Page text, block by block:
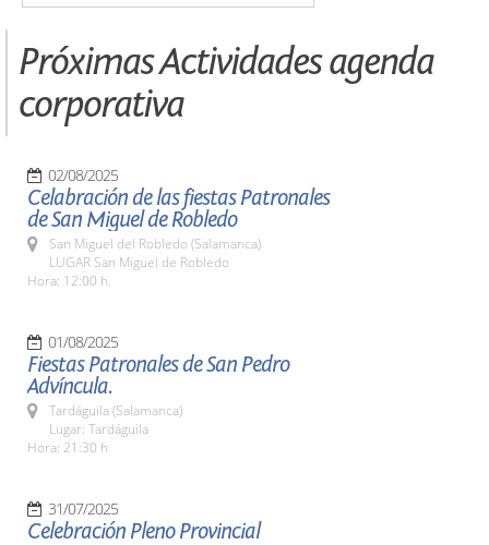
Próximas Actividades agenda
corporativa
02/08/2025
Celabración de las fiestas Patronales
de San Miguel de Robledo
San Miguel del Robledo (Salamanca)
LUGAR San Miguel de Robledo
Hora: 12:00 h.
01/08/2025
Fiestas Patronales de San Pedro
Advíncula.
Tardáguila (Salamanca)
Lugar: Tardáguila
Hora: 21:30 h
31/07/2025
Celebración Pleno Provincial